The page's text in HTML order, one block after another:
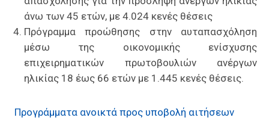
άνω των 45 ετών, με 4.024 κενές θέσεις
Πρόγραμμα προώθησης στην αυταπασχόληση
μέσω της οικονομικής ενίσχυσης
επιχειρηματικών πρωτοβουλιών ανέργων
ηλικίας 18 έως 66 ετών με 1.445 κενές θέσεις.
Προγράμματα ανοικτά προς υποβολή αιτήσεων